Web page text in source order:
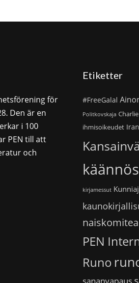
för
Den är en
i 100
PEN till att
och
Etiketter
#FreeGalal
Politkovskaja
ihmisoikeudet Iran
kirjamessut
naiskomitea
PEN
Runo
sananvapaus